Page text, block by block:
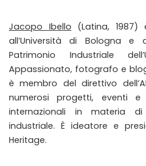
Jacopo Ibello (Latina,
all’Università di Bologna
Patrimonio Industriale
Appassionato, fotografo e
è membro del direttivo
numerosi progetti, eventi e
internazionali in materia
industriale. È ideatore e
Heritage.